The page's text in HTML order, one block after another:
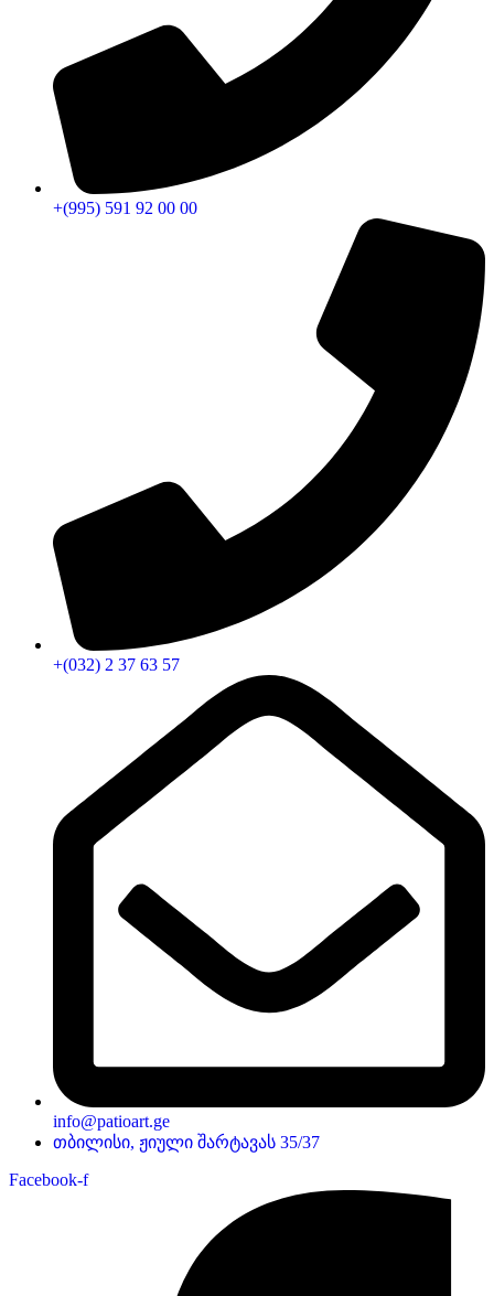
+(995) 591 92 00 00
+(032) 2 37 63 57
info@patioart.ge
თბილისი, ჟიული შარტავას 35/37
Facebook-f